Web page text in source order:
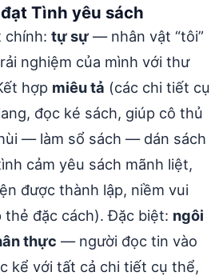
Tình yêu sách
chính: tự sự — nhân vật “tôi”
nghiệm của mình với thư
hợp miêu tả (các chi tiết cụ
đọc ké sách, giúp cô thủ
— làm sổ sách — dán sách
cảm yêu sách mãnh liệt,
được thành lập, niềm vui
thẻ đặc cách). Đặc biệt: ngôi
thực — người đọc tin vào
kể với tất cả chi tiết cụ thể,